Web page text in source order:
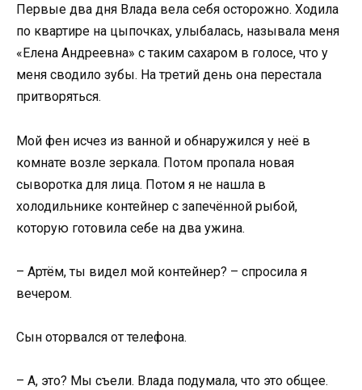
Первые два дня Влада вела себя осторожно. Ходила
по квартире на цыпочках, улыбалась, называла меня
«Елена Андреевна» с таким сахаром в голосе, что у
меня сводило зубы. На третий день она перестала
притворяться.
Мой фен исчез из ванной и обнаружился у неё в
комнате возле зеркала. Потом пропала новая
сыворотка для лица. Потом я не нашла в
холодильнике контейнер с запечённой рыбой,
которую готовила себе на два ужина.
– Артём, ты видел мой контейнер? – спросила я
вечером.
Сын оторвался от телефона.
– А, это? Мы съели. Влада подумала, что это общее.